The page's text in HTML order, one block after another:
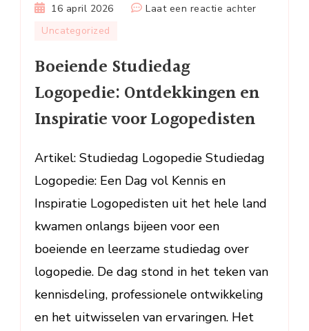
16 april 2026 Laat een reactie achterop
en
Uncategorized
Boeiende Studiedag
Logopedie: Ontdekkingen en
Inspiratie voor Logopedisten
Artikel: Studiedag Logopedie Studiedag
Logopedie: Een Dag vol Kennis en
Inspiratie Logopedisten uit het hele land
kwamen onlangs bijeen voor een
boeiende en leerzame studiedag over
logopedie. De dag stond in het teken van
kennisdeling, professionele ontwikkeling
en het uitwisselen van ervaringen. Het